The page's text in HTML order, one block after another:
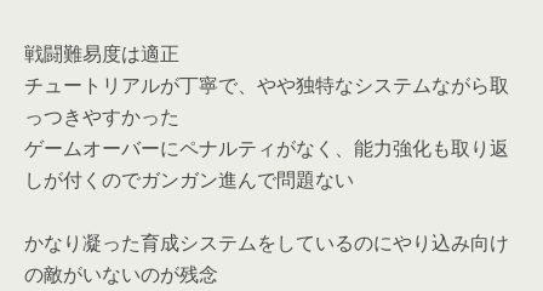
戦闘難易度は適正
チュートリアルが丁寧で、やや独特なシステムながら取
っつきやすかった
ゲームオーバーにペナルティがなく、能力強化も取り返
しが付くのでガンガン進んで問題ない
かなり凝った育成システムをしているのにやり込み向け
の敵がいないのが残念